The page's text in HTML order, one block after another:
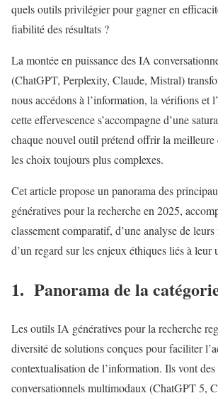
quels outils privilégier pour gagner en
fiabilité des résultats ?
La montée en puissance des IA
(ChatGPT, Perplexity, Claude, Mistral)
nous accédons à l’information, la vérifions et
cette effervescence s’accompagne d’une
chaque nouvel outil prétend offrir la meilleure
les choix toujours plus complexes.
Cet article propose un panorama des
génératives pour la recherche en 2025,
classement comparatif, d’une analyse de
d’un regard sur les enjeux éthiques liés à leur
1. Panorama de la
Les outils IA génératives pour la recherche
diversité de solutions conçues pour faciliter
contextualisation de l’information. Ils vont des
conversationnels multimodaux (ChatGPT 5,